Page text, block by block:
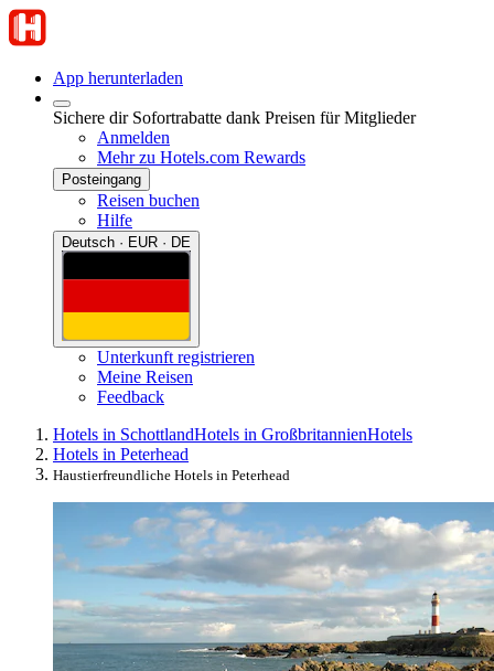
App herunterladen
Sichere dir Sofortrabatte dank Preisen für Mitglieder
Anmelden
Mehr zu Hotels.com Rewards
Posteingang
Reisen buchen
Hilfe
Deutsch · EUR · DE
Unterkunft registrieren
Meine Reisen
Feedback
Hotels in SchottlandHotels in GroßbritannienHotels
Hotels in Peterhead
Haustierfreundliche Hotels in Peterhead